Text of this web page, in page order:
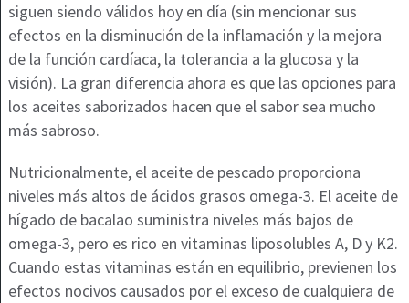
siguen siendo válidos hoy en día (sin mencionar sus
efectos en la disminución de la inflamación y la mejora
de la función cardíaca, la tolerancia a la glucosa y la
visión). La gran diferencia ahora es que las opciones para
los aceites saborizados hacen que el sabor sea mucho
más sabroso.
Nutricionalmente, el aceite de pescado proporciona
niveles más altos de ácidos grasos omega-3. El aceite de
hígado de bacalao suministra niveles más bajos de
omega-3, pero es rico en vitaminas liposolubles A, D y K2.
Cuando estas vitaminas están en equilibrio, previenen los
efectos nocivos causados por el exceso de cualquiera de